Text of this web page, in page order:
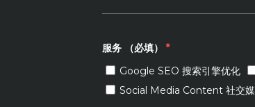
服务 （必填）
*
Google SEO 搜索引擎优化
Social Media Content 社交媒